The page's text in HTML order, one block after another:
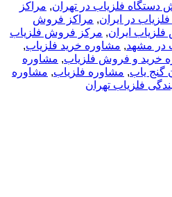
دستگاه فلزیاب در تهران, مراکز
در ایران, مراکز فروش
ایران, مرکز فروش فلزیاب
در مشهد, مشاوره خرید فلزیاب,
خرید و فروش فلزیاب, مشاوره
گنج یاب, مشاوره فلزیاب, مشاوره
فلزیاب تهران